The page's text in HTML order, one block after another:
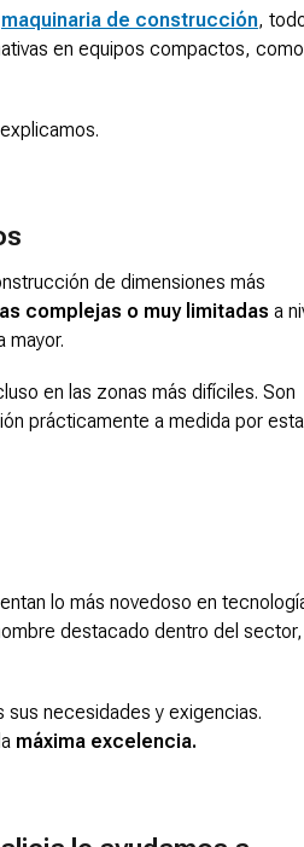
maquinaria de construcción,
en equipos compactos,
de dimensiones más
complejas o muy limitadas a
mayor.
en las zonas más difíciles. Son
prácticamente a medida por
lo más novedoso en
destacado dentro del sector,
necesidades y exigencias.
máxima excelencia.